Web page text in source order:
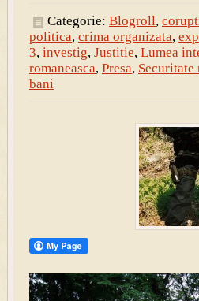
Categorie: Blogroll,
politica, crima organizata,
3, investig, Justitie, Lumea
romaneasca, Presa, Securitate
bani